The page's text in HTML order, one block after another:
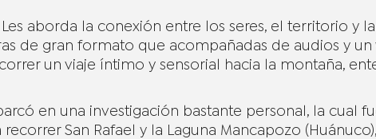
Les aborda la conexión entre los seres, el territorio y
de gran formato que acompañadas de audios y un
un viaje íntimo y sensorial hacia la montaña,
en una investigación bastante personal, la cual
San Rafael y la Laguna Mancapozo